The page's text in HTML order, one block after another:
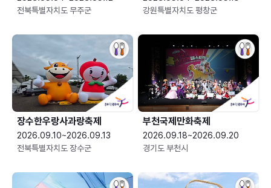
전북특별자치도 무주군
강원특별자치도 평창군
장수한우랑사과랑축제
2026.09.10~2026.09.13
전북특별자치도 장수군
부천국제만화축제
2026.09.18~2026.09.20
경기도 부천시